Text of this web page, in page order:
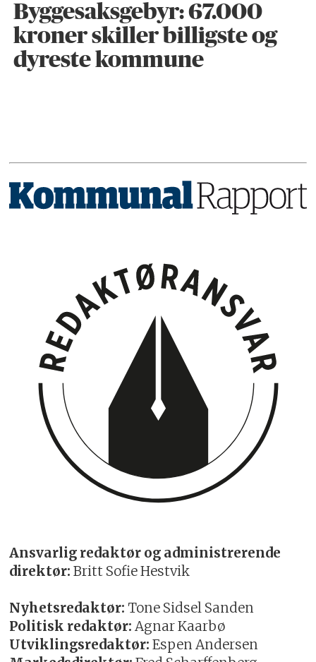
Byggesaks­gebyr: 67.000
kroner skiller billigste og
dyreste kommune
Ansvarlig redaktør og administrerende
direktør: Britt Sofie Hestvik
Nyhetsredaktør: Tone Sidsel Sanden
Politisk redaktør: Agnar Kaarbø
Utviklingsredaktør: Espen Andersen